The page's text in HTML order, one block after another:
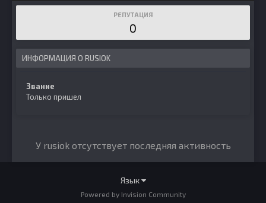
РЕПУТАЦИЯ
0
ИНФОРМАЦИЯ О RUSIOK
Звание
Только пришел
У rusiok отсутствует последняя активность
Язык
Powered by Invision Community